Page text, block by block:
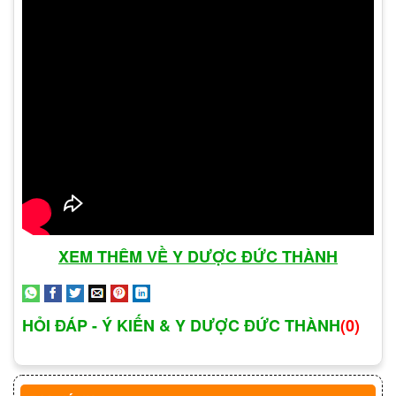
Một số người tin rằng quan hệ tình dục là nguyên
nhân chính gâybệnh sùi mào gà. Tuy nhiên,
nhiều nghiên cứu đã chỉ ra rằng bệnh xã hội này
có thể lây lan qua nhiều cách khác nhau, bao
gồm:
Quan hệ tình dục bằng miệng
XEM THÊM VỀ Y DƯỢC ĐỨC THÀNH
HỎI ĐÁP - Ý KIẾN & Y DƯỢC ĐỨC THÀNH(0)